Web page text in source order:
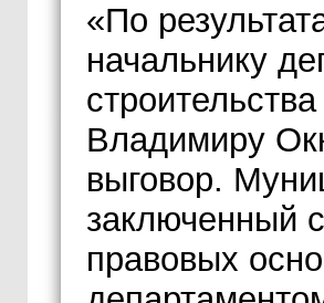
«По
начальнику
Владимиру
выговор.
заключенный
правовых